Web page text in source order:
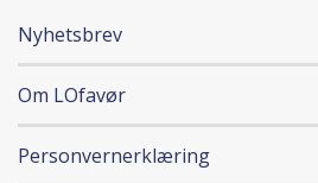
Nyhetsbrev
Om LOfavør
Personvernerklæring